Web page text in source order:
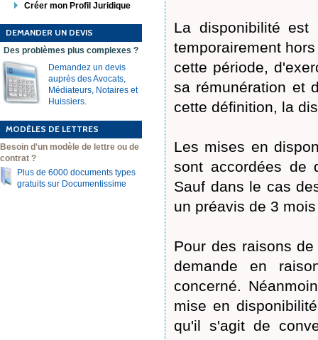
Créer mon Profil Juridique
DEMANDER UN DEVIS
Des problèmes plus complexes ?
Demandez un devis
auprès des Avocats,
Médiateurs, Notaires et
Huissiers.
MODÈLES DE LETTRES
Besoin d'un modèle de lettre ou de
contrat ?
Plus de 6000 documents types
gratuits sur Documentissime
La disponibilité
temporairement
cette période,
sa rémunération et
cette définition, la
Les mises en
sont accordées de
Sauf dans le cas
un préavis de 3
Pour des raisons
demande en
concerné.
mise en
qu'il s'agit de